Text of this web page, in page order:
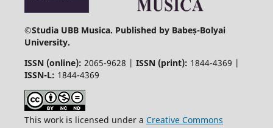
©Studia UBB Musica. Published by Babeș-Bolyai
University.
ISSN (online): 2065-9628 | ISSN (print): 1844-4369 |
ISSN-L: 1844-4369
This work is licensed under a Creative Commons